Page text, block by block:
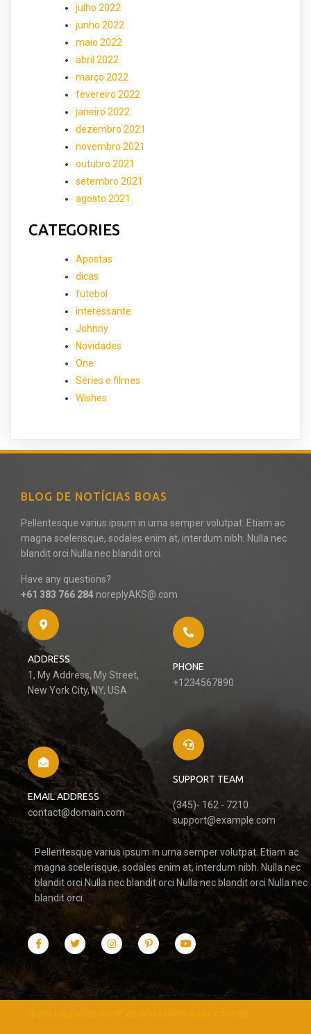
julho 2022
junho 2022
maio 2022
abril 2022
março 2022
fevereiro 2022
janeiro 2022
dezembro 2021
novembro 2021
outubro 2021
setembro 2021
agosto 2021
CATEGORIES
Apostas
dicas
futebol
interessante
Johnny
Novidades
One
Séries e filmes
Wishes
BLOG DE NOTÍCIAS BOAS
Pellentesque varius ipsum in urna semper volutpat. Etiam ac
magna scelerisque, sodales enim at, interdum nibh. Nulla nec
blandit orci Nulla nec blandit orci.
Have any questions?
+61 383 766 284 noreplyAKS@.com
ADDRESS
1, My Address, My Street,
New York City, NY, USA
PHONE
+1234567890
EMAIL ADDRESS
contact@domain.com
SUPPORT TEAM
(345)- 162 - 7210
support@example.com
Pellentesque varius ipsum in urna semper volutpat. Etiam ac
magna scelerisque, sodales enim at, interdum nibh. Nulla nec
blandit orci Nulla nec blandit orci Nulla nec blandit orci Nulla nec
blandit orci.
© 2021 BLOG DE NOTÍCIAS BOAS | POPULARFX THEME